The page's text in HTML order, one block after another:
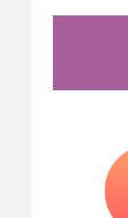
1）
笔
人